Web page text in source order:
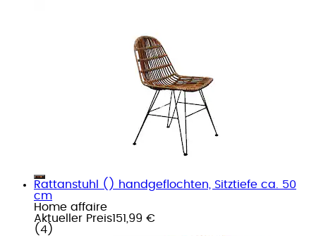
Rattanstuhl () handgeflochten, Sitztiefe ca. 50
cm
Home affaire
Aktueller Preis151,99 €
( 4 )